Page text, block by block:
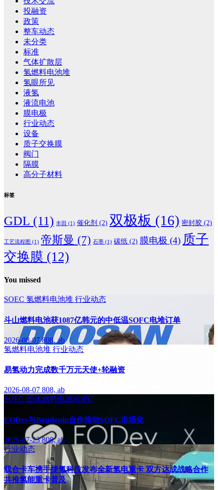
投融资
政策
整车动态
未分类
标准
气体扩散层
氢燃料电池堆
氢眼所见
液氢
液流电池
膜电极
行业动态
设备
质子交换膜
阀门
隔膜
高分子材料
标签
GDL (11) 丰田 (1) 催化剂 (2) 双极板 (16) 密封胶 (2)
工艺流程图 (1) 帝斯曼 (7) 石墨 (1) 碳纸 (2) 膜电极 (4) 质子
交换膜 (12)
You missed
SOEC 氢燃料电池堆 行业动态
斗山燃料电池获1087亿韩元的中低温SOFC电堆订单
2026-08-07808, ab
氢燃料电池堆 行业动态
易氢动力完成数千万元天使+轮融资
2026-08-07 808, ab
SOEC 固体燃料电池SOFC
EODev与Baudouin合作推动SOFC市场化
2026-07-23808, ab
行业动态
载合卡车携手捷氢科技发布全新氢电重卡 双方达成战略合作
共推氢能重卡普及